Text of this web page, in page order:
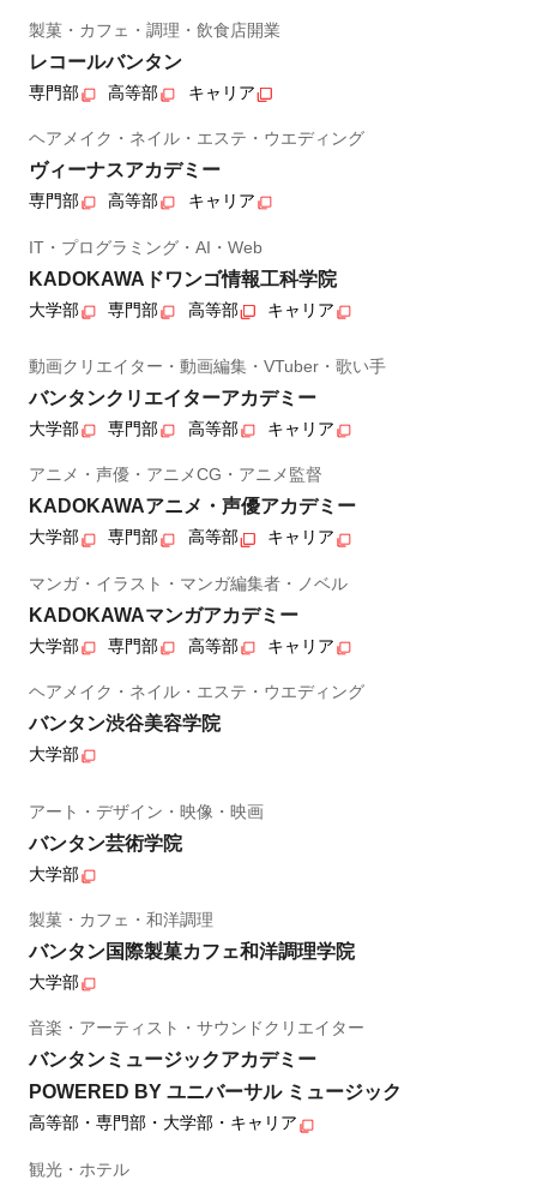
製菓・カフェ・調理・飲食店開業
レコールバンタン
専門部 高等部 キャリア
ヘアメイク・ネイル・エステ・ウエディング
ヴィーナスアカデミー
専門部 高等部 キャリア
IT・プログラミング・AI・Web
KADOKAWAドワンゴ情報工科学院
大学部 専門部 高等部 キャリア
動画クリエイター・動画編集・VTuber・歌い手
バンタンクリエイターアカデミー
大学部 専門部 高等部 キャリア
アニメ・声優・アニメCG・アニメ監督
KADOKAWAアニメ・声優アカデミー
大学部 専門部 高等部 キャリア
マンガ・イラスト・マンガ編集者・ノベル
KADOKAWAマンガアカデミー
大学部 専門部 高等部 キャリア
ヘアメイク・ネイル・エステ・ウエディング
バンタン渋谷美容学院
大学部
アート・デザイン・映像・映画
バンタン芸術学院
大学部
製菓・カフェ・和洋調理
バンタン国際製菓カフェ和洋調理学院
大学部
音楽・アーティスト・サウンドクリエイター
バンタンミュージックアカデミー
POWERED BY ユニバーサル ミュージック
高等部・専門部・大学部・キャリア
観光・ホテル